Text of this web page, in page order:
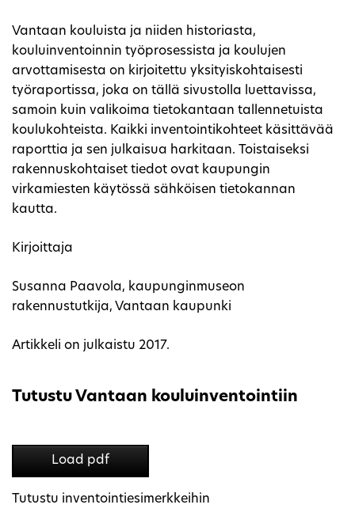
Vantaan kouluista ja niiden historiasta,
kouluinventoinnin työprosessista ja koulujen
arvottamisesta on kirjoitettu yksityiskohtaisesti
työraportissa, joka on tällä sivustolla luettavissa,
samoin kuin valikoima tietokantaan tallennetuista
koulukohteista. Kaikki inventointikohteet käsittävää
raporttia ja sen julkaisua harkitaan. Toistaiseksi
rakennuskohtaiset tiedot ovat kaupungin
virkamiesten käytössä sähköisen tietokannan
kautta.
Kirjoittaja
Susanna Paavola, kaupunginmuseon
rakennustutkija, Vantaan kaupunki
Artikkeli on julkaistu 2017.
Tutustu Vantaan kouluinventointiin
Load pdf
Tutustu inventointiesimerkkeihin